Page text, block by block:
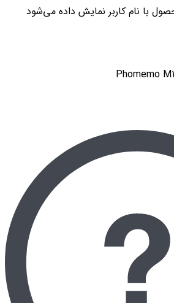
با نام کاربر نمایش داده می‌شود